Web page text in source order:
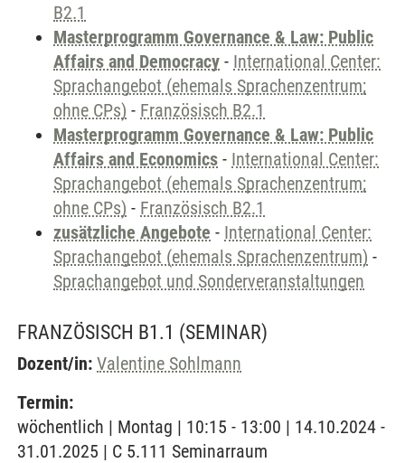
B2.1
Masterprogramm Governance & Law: Public
Affairs and Democracy - International Center:
Sprachangebot (ehemals Sprachenzentrum;
ohne CPs) - Französisch B2.1
Masterprogramm Governance & Law: Public
Affairs and Economics - International Center:
Sprachangebot (ehemals Sprachenzentrum;
ohne CPs) - Französisch B2.1
zusätzliche Angebote - International Center:
Sprachangebot (ehemals Sprachenzentrum) -
Sprachangebot und Sonderveranstaltungen
FRANZÖSISCH B1.1 (SEMINAR)
Dozent/in: Valentine Sohlmann
Termin:
wöchentlich | Montag | 10:15 - 13:00 | 14.10.2024 -
31.01.2025 | C 5.111 Seminarraum